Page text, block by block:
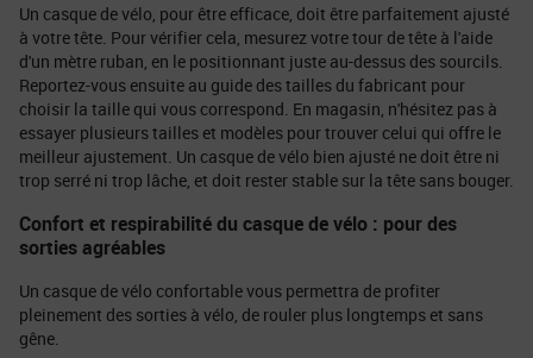
Un casque de vélo, pour être efficace, doit être parfaitement ajusté
à votre tête. Pour vérifier cela, mesurez votre tour de tête à l'aide
d'un mètre ruban, en le positionnant juste au-dessus des sourcils.
Reportez-vous ensuite au guide des tailles du fabricant pour
choisir la taille qui vous correspond. En magasin, n'hésitez pas à
essayer plusieurs tailles et modèles pour trouver celui qui offre le
meilleur ajustement. Un casque de vélo bien ajusté ne doit être ni
trop serré ni trop lâche, et doit rester stable sur la tête sans bouger.
Confort et respirabilité du casque de vélo : pour des
sorties agréables
Un casque de vélo confortable vous permettra de profiter
pleinement des sorties à vélo, de rouler plus longtemps et sans
gêne.